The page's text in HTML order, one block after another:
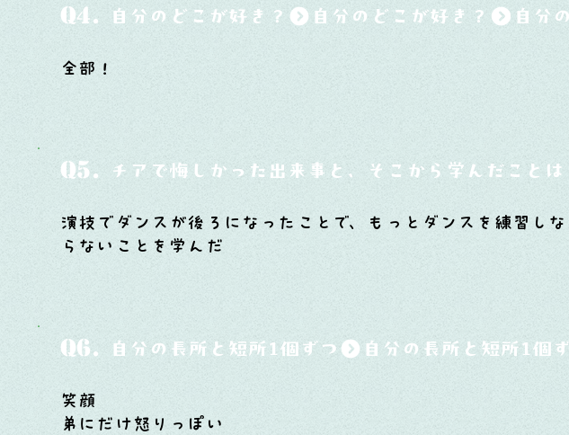
Q4. 自分のどこが好き？
全部！
Q5. チアで悔しかった出来事と、そこから学んだことは
演技でダンスが後ろになったことで、もっとダンスを練習し
らないことを学んだ
Q6. 自分の長所と短所1個ずつ
笑顔
弟にだけ怒りっぽい